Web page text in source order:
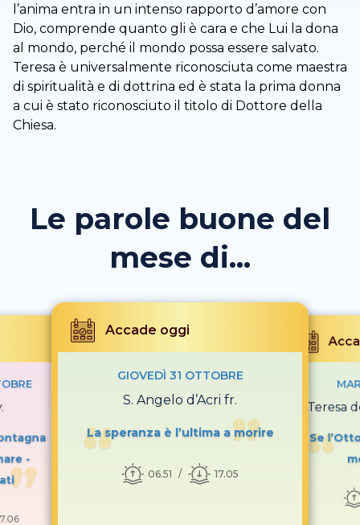
l’anima entra in un intenso rapporto d’amore con
Dio, comprende quanto gli è cara e che Lui la dona
al mondo, perché il mondo possa essere salvato.
Teresa è universalmente riconosciuta come maestra
di spiritualità e di dottrina ed è stata la prima donna
a cui è stato riconosciuto il titolo di Dottore della
Chiesa.
Le parole buone del
mese di...
-
Accade oggi
GIOVEDÌ 31 OTTOBRE
S. Angelo d’Acri fr.
La speranza è l’ultima a morire
06.51 17.05
S. Teresa
Se